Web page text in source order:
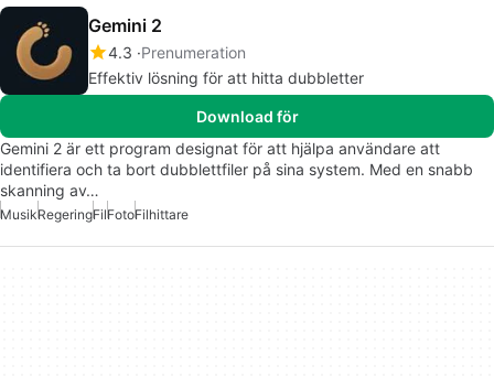
Gemini 2
4.3 Prenumeration
Effektiv lösning för att hitta dubbletter
Download för
Gemini 2 är ett program designat för att hjälpa användare att
identifiera och ta bort dubblettfiler på sina system. Med en snabb
skanning av…
MusikRegeringFilFotoFilhittare